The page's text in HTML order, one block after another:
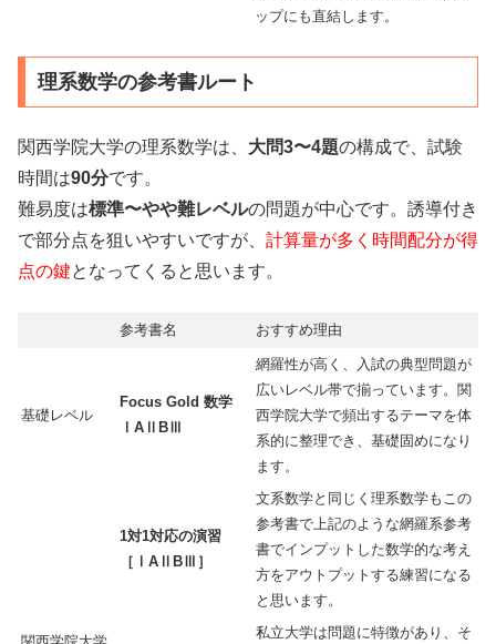
ップにも直結します。
理系数学の参考書ルート
関西学院大学の理系数学は、 大問3〜4題の構成で、試験
時間は90分です。
難易度は標準〜やや難レベルの問題が中心です。誘導付き
で部分点を狙いやすいですが、 計算量が多く時間配分が得
点の鍵となってくると思います。
参考書名 おすすめ理由
基礎レベル
Focus Gold 数学
ⅠAⅡBⅢ
網羅性が高く、入試の典型問題が
広いレベル帯で揃っています。関
西学院大学で頻出するテーマを体
系的に整理でき、基礎固めになり
ます。
1対1対応の演習
［ⅠAⅡBⅢ］
文系数学と同じく理系数学もこの
参考書で上記のような網羅系参考
書でインプットした数学的な考え
方をアウトプットする練習になる
と思います。
私立大学は問題に特徴があり、そ